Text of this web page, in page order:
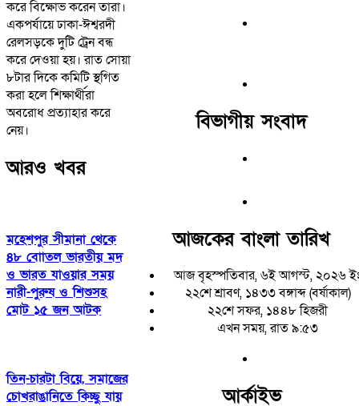
করে বিক্ষোভ করেন তারা।
একপর্যায়ে ঢাকা-ঈশ্বরদী
রেলসড়কে দুটি ট্রেন বন্ধ
করে দেওয়া হয়। রাত সোয়া
৮টার দিকে কমিটি স্থগিত
করা হলে শিক্ষার্থীরা
অবরোধ প্রত্যাহার করে
নেয়।
আরও খবর
মহেশপুর সীমানা থেকে
৪৮ বাোতল ভারতীয় মদ
ও ভারত যাওয়ার সময়
নারী-পুরুষ ও শিশুসহ
মোট ১৫ জন আটক
তিন-চারটা বিয়ে, সমাজের
চোখরাঙানিতে কিচ্ছু যায়
বিভাগীয় সংবাদ
আজকের বাংলা তারিখ
আজ বৃহস্পতিবার, ৬ই আগস্ট, ২০২৬
২২শে শ্রাবণ, ১৪৩৩ বঙ্গাব্দ (বর্ষাকাল)
২২শে সফর, ১৪৪৮ হিজরী
এখন সময়, রাত ৯:৫৩
আর্কাইভ